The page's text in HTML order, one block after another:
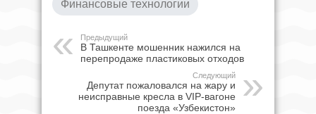
Финансовые технологии
Предыдущий
В Ташкенте мошенник нажился на
перепродаже пластиковых отходов
Следующий
Депутат пожаловался на жару и
неисправные кресла в VIP-вагоне
поезда «Узбекистон»